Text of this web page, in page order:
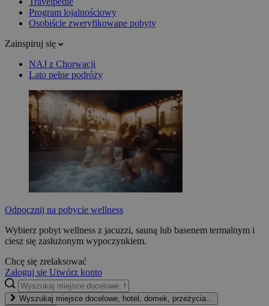
Program lojalnościowy
Osobiście zweryfikowane pobyty
Zainspiruj się
NAJ z Chorwacji
Lato pełne podróży
Odpocznij na pobycie wellness
Wybierz pobyt wellness z jacuzzi, sauną lub basenem termalnym i
ciesz się zasłużonym wypoczynkiem.
Chcę się zrelaksować
Zaloguj się Utwórz konto
Wyszukaj miejsce docelowe, hotel, domek, przeżycia...